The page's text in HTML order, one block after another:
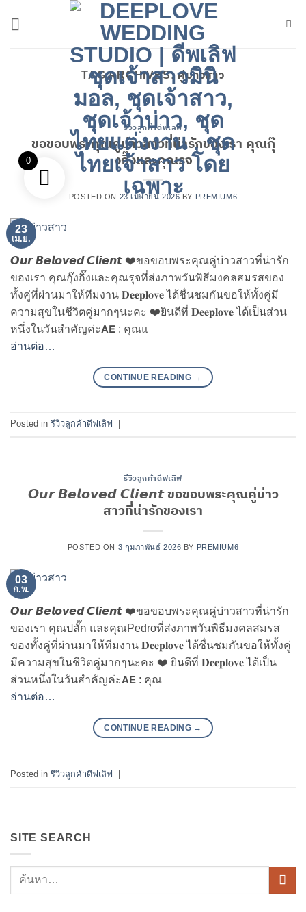
TAG ARCHIVES:คู่บ่าวสาว
รีวิวลูกค้าดีฟเลิฟ
ขอขอบพระคุณคู่บ่าวสาวที่น่ารักของเรา คุณกุ๊
งกิ๊งและคุณรุจ
POSTED ON 23 เมษายน 2026 BY PREMIUM6
23
เม.ย.
𝙊𝙪𝙧 𝘽𝙚𝙡𝙤𝙫𝙚𝙙 𝘾𝙡𝙞𝙚𝙣𝙩 ❤️ขอขอบพระคุณคู่บ่าวสาวที่น่ารัก
ของเรา คุณกุ๊งกิ๊งและคุณรุจที่ส่งภาพวันพิธีมงคลสมรสของ
ทั้งคู่ที่ผ่านมาให้ทีมงาน 𝐃𝐞𝐞𝐩𝐥𝐨𝐯𝐞 ได้ชื่นชมกันขอให้ทั้งคู่มี
ความสุขในชีวิตคู่มากๆนะคะ ❤️ยินดีที่ 𝐃𝐞𝐞𝐩𝐥𝐨𝐯𝐞 ได้เป็นส่วน
หนึ่งในวันสำคัญค่ะ𝗔𝗘 : คุณแ
อ่านต่อ…
CONTINUE READING →
Posted in รีวิวลูกค้าดีฟเลิฟ
รีวิวลูกค้าดีฟเลิฟ
𝙊𝙪𝙧 𝘽𝙚𝙡𝙤𝙫𝙚𝙙 𝘾𝙡𝙞𝙚𝙣𝙩 ขอขอบพระคุณคู่บ่าว
สาวที่น่ารักของเรา
POSTED ON 3 กุมภาพันธ์ 2026 BY PREMIUM6
03
ก.พ.
𝙊𝙪𝙧 𝘽𝙚𝙡𝙤𝙫𝙚𝙙 𝘾𝙡𝙞𝙚𝙣𝙩 ❤️ขอขอบพระคุณคู่บ่าวสาวที่น่ารัก
ของเรา คุณปลั๊ก และคุณPedroที่ส่งภาพวันพิธีมงคลสมรส
ของทั้งคู่ที่ผ่านมาให้ทีมงาน 𝐃𝐞𝐞𝐩𝐥𝐨𝐯𝐞 ได้ชื่นชมกันขอให้ทั้งคู่
มีความสุขในชีวิตคู่มากๆนะคะ ❤️ ยินดีที่ 𝐃𝐞𝐞𝐩𝐥𝐨𝐯𝐞 ได้เป็น
ส่วนหนึ่งในวันสำคัญค่ะ𝗔𝗘 : คุณ
อ่านต่อ…
CONTINUE READING →
Posted in รีวิวลูกค้าดีฟเลิฟ
SITE SEARCH
0